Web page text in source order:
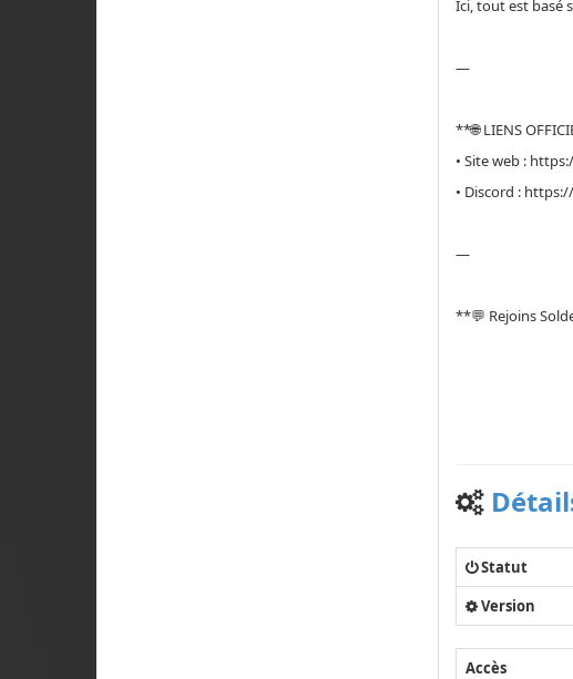
Ici, tout est basé
—
**🌐 LIENS
• Site web :
• Discord :
—
**💬 Rejoins
Statut
Version
Accès